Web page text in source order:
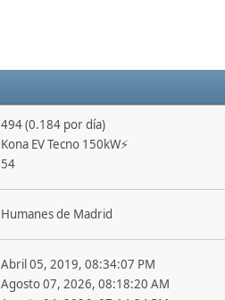
494 (0.184 por día)
Kona EV Tecno 150kW⚡️
54
Humanes de Madrid
Abril 05, 2019, 08:34:07 PM
Agosto 07, 2026, 08:18:20 AM